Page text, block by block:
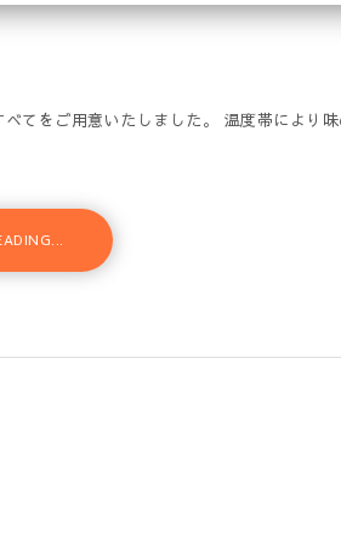
てをご用意いたしました。 温度帯により